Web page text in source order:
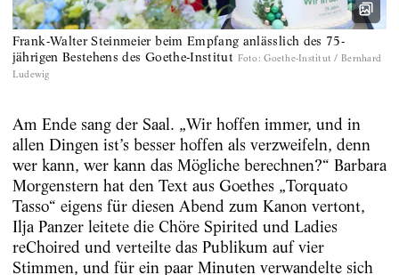
Frank-Walter Steinmeier beim Empfang anlässlich des 75-
jährigen Bestehens des Goethe-Institut Foto: Goethe-Institut / Bernhard
Ludewig
Am Ende sang der Saal. „Wir hoffen immer, und in
allen Dingen ist’s besser hoffen als verzweifeln, denn
wer kann, wer kann das Mögliche berechnen?“ Barbara
Morgenstern hat den Text aus Goethes „Torquato
Tasso“ eigens für diesen Abend zum Kanon vertont,
Ilja Panzer leitete die Chöre Spirited und Ladies
reChoired und verteilte das Publikum auf vier
Stimmen, und für ein paar Minuten verwandelte sich